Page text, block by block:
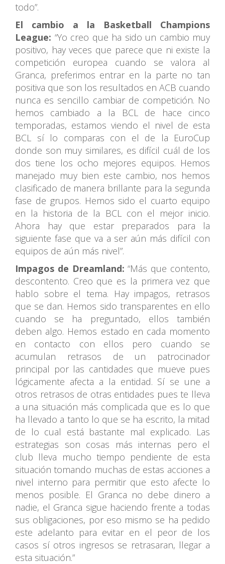
todo”.
El cambio a la Basketball Champions
League: “Yo creo que ha sido un cambio muy
positivo, hay veces que parece que ni existe la
competición europea cuando se valora al
Granca, preferimos entrar en la parte no tan
positiva que son los resultados en ACB cuando
nunca es sencillo cambiar de competición. No
hemos cambiado a la BCL de hace cinco
temporadas, estamos viendo el nivel de esta
BCL sí lo comparas con el de la EuroCup
donde son muy similares, es difícil cuál de los
dos tiene los ocho mejores equipos. Hemos
manejado muy bien este cambio, nos hemos
clasificado de manera brillante para la segunda
fase de grupos. Hemos sido el cuarto equipo
en la historia de la BCL con el mejor inicio.
Ahora hay que estar preparados para la
siguiente fase que va a ser aún más difícil con
equipos de aún más nivel”.
Impagos de Dreamland:“Más que contento,
descontento. Creo que es la primera vez que
hablo sobre el tema. Hay impagos, retrasos
que se dan. Hemos sido transparentes en ello
cuando se ha preguntado, ellos también
deben algo. Hemos estado en cada momento
en contacto con ellos pero cuando se
acumulan retrasos de un patrocinador
principal por las cantidades que mueve pues
lógicamente afecta a la entidad. Sí se une a
otros retrasos de otras entidades pues te lleva
a una situación más complicada que es lo que
ha llevado a tanto lo que se ha escrito, la mitad
de lo cual está bastante mal explicado. Las
estrategias son cosas más internas pero el
club lleva mucho tiempo pendiente de esta
situación tomando muchas de estas acciones a
nivel interno para permitir que esto afecte lo
menos posible. El Granca no debe dinero a
nadie, el Granca sigue haciendo frente a todas
sus obligaciones, por eso mismo se ha pedido
este adelanto para evitar en el peor de los
casos sí otros ingresos se retrasaran, llegar a
esta situación.”